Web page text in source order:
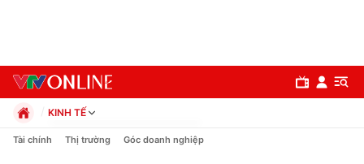
KINH TẾ
Chính trị
Tài chính Thị trường Góc doanh nghiệp